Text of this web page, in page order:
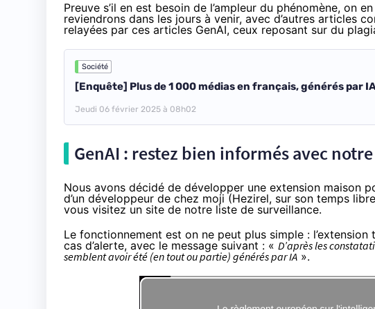
Preuve s’il en est besoin de l’ampleur du phénomène, on
reviendrons dans les jours à venir, avec d’autres articles
relayées par ces articles GenAI, ceux reposant sur du
Société
[Enquête] Plus de 1 000 médias en français, générés par
Jeudi 06 février 2025 à 08h02
GenAI : restez bien informés avec
Nous avons décidé de développer une extension maison
d’un développeur de chez moji (Hezirel, sur son temps
vous visitez un site de notre liste de surveillance.
Le fonctionnement est on ne peut plus simple :
cas d’alerte, avec le message suivant : « D’après les
semblent avoir été (en tout ou partie) générés par IA ».